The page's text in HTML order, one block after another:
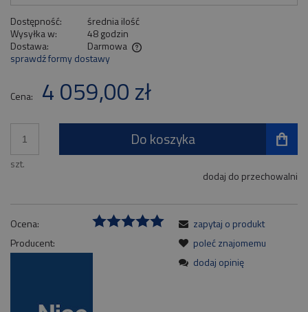
Dostępność:
średnia ilość
Wysyłka w:
48 godzin
Dostawa:
Darmowa
Cena nie zawiera ewentualnych kosztów płatności
sprawdź formy dostawy
Cena: 4 059,00 zł
szt.
Do koszyka
dodaj do przechowalni
Ocena:
Producent:
zapytaj o produkt
poleć znajomemu
dodaj opinię